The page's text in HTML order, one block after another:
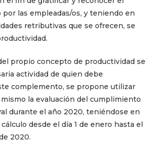
por las empleadas/os, y teniendo en
retributivas que se ofrecen, se
propio concepto de productividad se
actividad de quien debe
complemento, se propone utilizar
la evaluación del cumplimiento
durante el año 2020, teniéndose en
desde el día 1 de enero hasta el
2020.